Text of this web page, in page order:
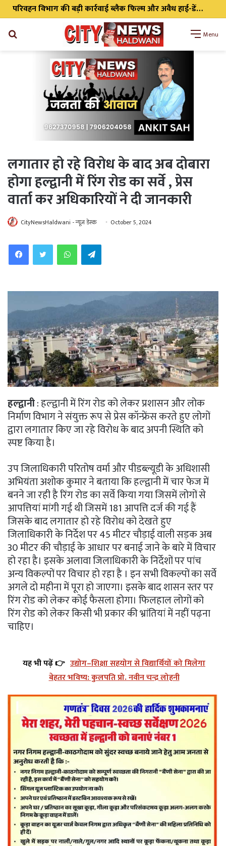
Menu
लगातार हो रहे विरोध के बाद अब दोबारा
होगा हल्द्वानी में रिंग रोड का सर्वे , प्रेस
वार्ता कर अधिकारियों ने दी जानकारी
CityNewsHaldwani - न्यूज़ डेस्क October 5, 2024
WhatsAppTelegram
हल्द्वानी: हल्द्वानी में रिंग रोड को लेकर प्रशासन और लोक
निर्माण विभाग ने संयुक्त रूप से प्रेस कॉन्फ्रेंस करते हुए लोगों
द्वारा लगातार किए जा रहे विरोध के बाद अपनी स्थिति को
स्पष्ट किया है।
उप जिलाधिकारी परितोष वर्मा और पीडब्ल्यूडी के अधिशासी
अभियंता अशोक कुमार ने बताया कि हल्द्वानी में चार फेज में
बनने जा रही है रिंग रोड का सर्वे किया गया जिसमें लोगों से
आपत्तियां मांगी गई थी जिसमें 181 आपत्ति दर्ज की गई हैं
जिसके बाद लगातार हो रहे विरोध को देखते हुए
जिलाधिकारी के निर्देश पर 45 मीटर चौड़ाई वाली सड़क अब
30 मीटर की चौड़ाई के आधार पर बनाई जाने के बारे में विचार
हो रहा है। इसके अलावा जिलाधिकारी के निर्देशों पर पांच
अन्य विकल्पों पर विचार हो रहा है । इन सभी विकल्पों का सर्वे
अगले दो महीना में पूरा हो जाएगा। इसके बाद शासन स्तर पर
रिंग रोड को लेकर कोई फैसला होगा। फिलहाल लोगों को
रिंग रोड को लेकर किसी भी प्रकार की भ्रांतियां में नहीं पढ़ना
चाहिए।
यह भी पढ़ें 👉 उद्योग–शिक्षा सहयोग से विद्यार्थियों को मिलेगा
बेहतर भविष्य: कुलपति प्रो. नवीन चन्द्र लोहनी